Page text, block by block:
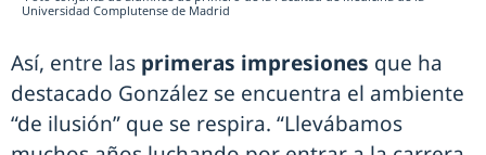
Universidad Complutense de Madrid
Así, entre las primeras impresiones que ha
destacado González se encuentra el ambiente
“de ilusión” que se respira. “Llevábamos